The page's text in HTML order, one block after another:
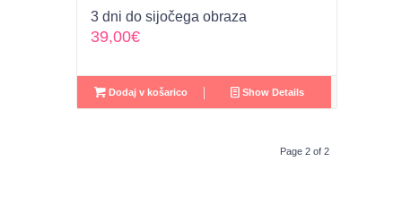
3 dni do sijočega obraza
39,00€
Dodaj v košarico Show Details
Page 2 of 2